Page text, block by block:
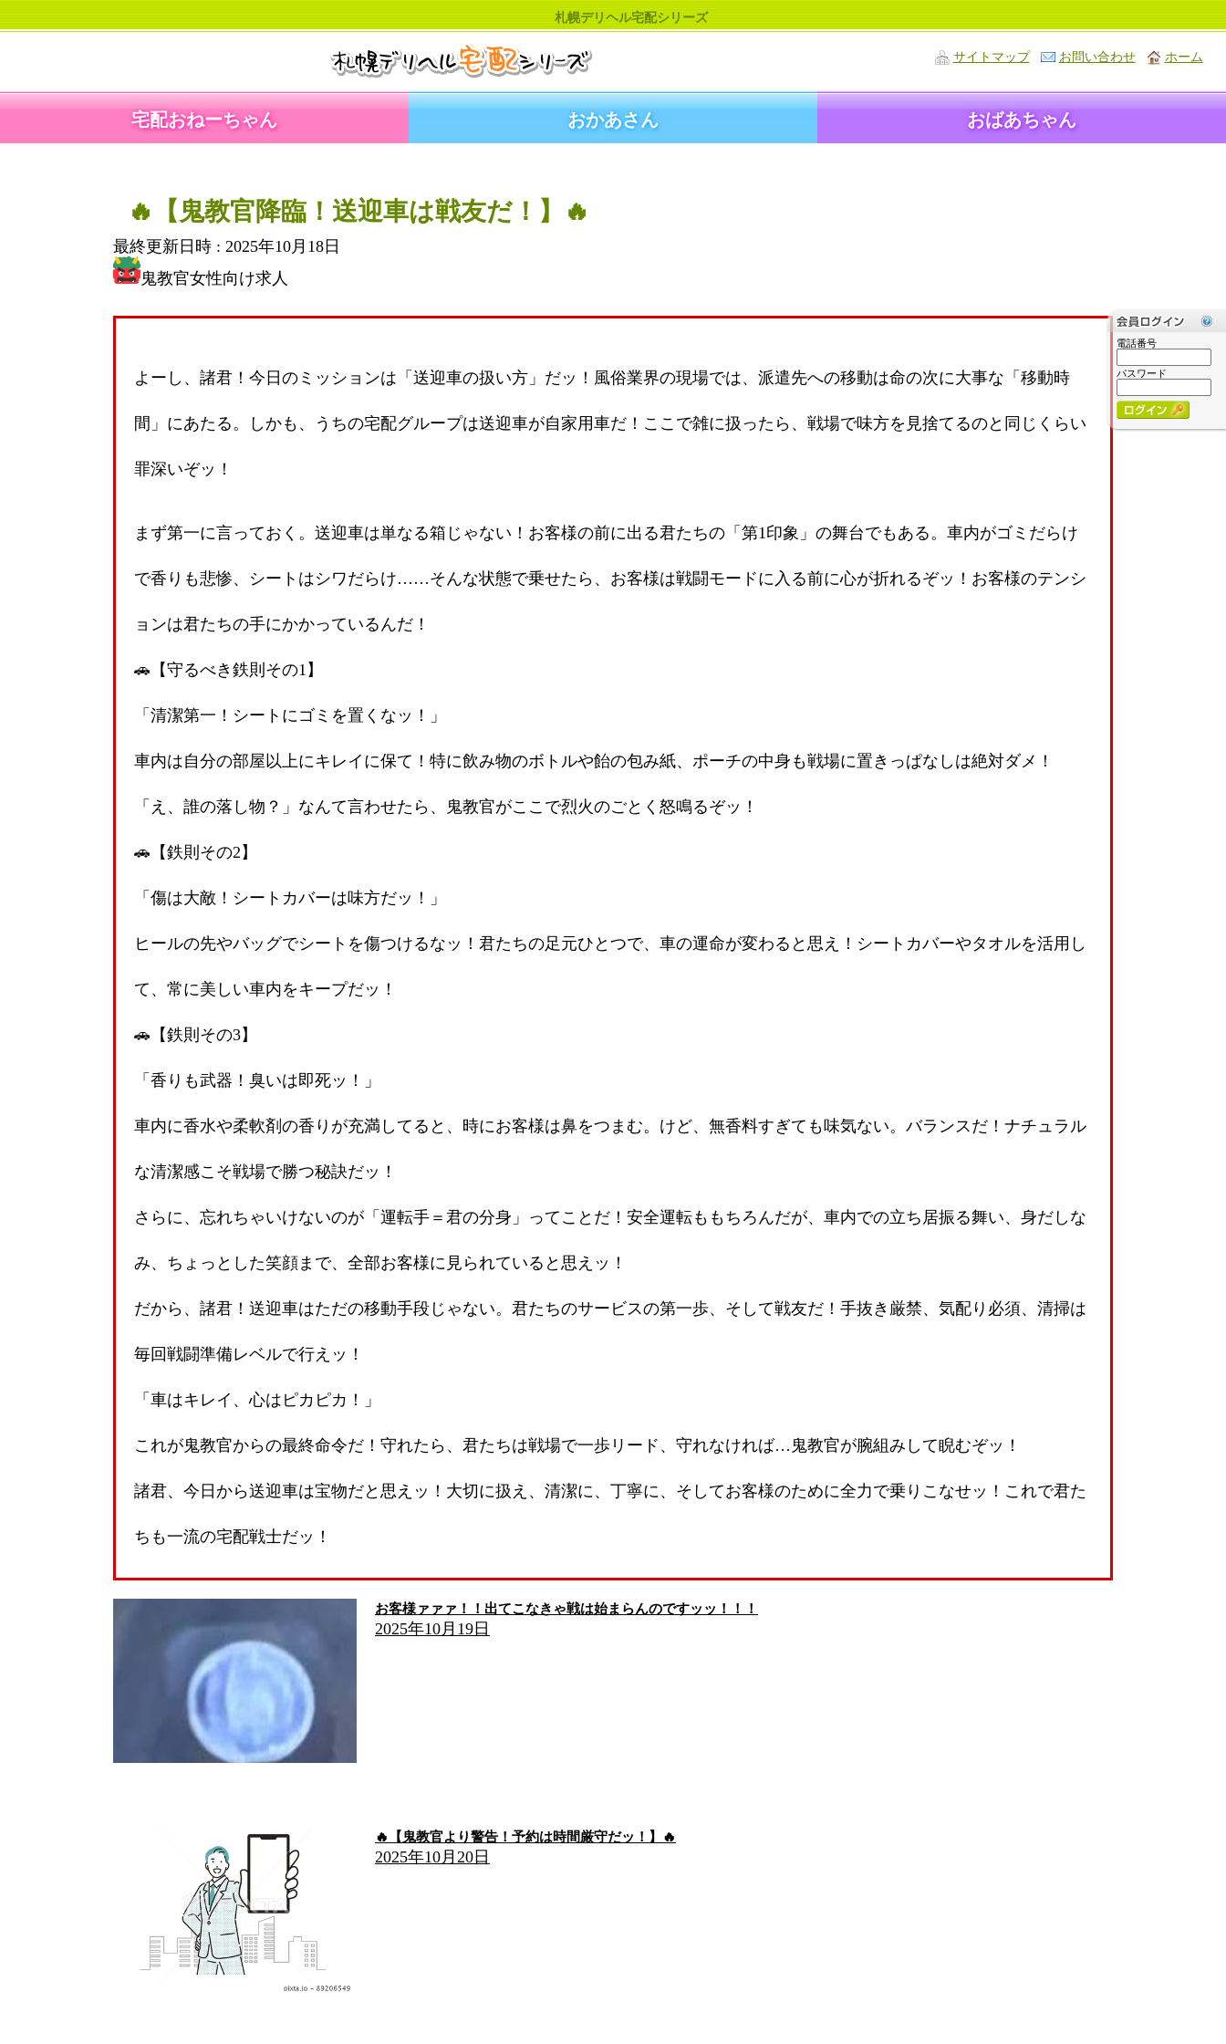
札幌デリヘル宅配シリーズ
サイトマップ お問い合わせ ホーム
宅配おねーちゃん おかあさん おばあちゃん
🔥【鬼教官降臨！送迎車は戦友だ！】🔥
最終更新日時 : 2025年10月18日
鬼教官女性向け求人
よーし、諸君！今日のミッションは「送迎車の扱い方」だッ！風俗業界の現場では、派遣先への移動は命の次に大事な「移動時
間」にあたる。しかも、うちの宅配グループは送迎車が自家用車だ！ここで雑に扱ったら、戦場で味方を見捨てるのと同じくらい
罪深いぞッ！
まず第一に言っておく。送迎車は単なる箱じゃない！お客様の前に出る君たちの「第1印象」の舞台でもある。車内がゴミだらけ
で香りも悲惨、シートはシワだらけ……そんな状態で乗せたら、お客様は戦闘モードに入る前に心が折れるぞッ！お客様のテンシ
ョンは君たちの手にかかっているんだ！
🚗【守るべき鉄則その1】
「清潔第一！シートにゴミを置くなッ！」
車内は自分の部屋以上にキレイに保て！特に飲み物のボトルや飴の包み紙、ポーチの中身も戦場に置きっぱなしは絶対ダメ！
「え、誰の落し物？」なんて言わせたら、鬼教官がここで烈火のごとく怒鳴るぞッ！
🚗【鉄則その2】
「傷は大敵！シートカバーは味方だッ！」
ヒールの先やバッグでシートを傷つけるなッ！君たちの足元ひとつで、車の運命が変わると思え！シートカバーやタオルを活用し
て、常に美しい車内をキープだッ！
🚗【鉄則その3】
「香りも武器！臭いは即死ッ！」
車内に香水や柔軟剤の香りが充満してると、時にお客様は鼻をつまむ。けど、無香料すぎても味気ない。バランスだ！ナチュラル
な清潔感こそ戦場で勝つ秘訣だッ！
さらに、忘れちゃいけないのが「運転手＝君の分身」ってことだ！安全運転ももちろんだが、車内での立ち居振る舞い、身だしな
み、ちょっとした笑顔まで、全部お客様に見られていると思えッ！
だから、諸君！送迎車はただの移動手段じゃない。君たちのサービスの第一歩、そして戦友だ！手抜き厳禁、気配り必須、清掃は
毎回戦闘準備レベルで行えッ！
「車はキレイ、心はピカピカ！」
これが鬼教官からの最終命令だ！守れたら、君たちは戦場で一歩リード、守れなければ…鬼教官が腕組みして睨むぞッ！
諸君、今日から送迎車は宝物だと思えッ！大切に扱え、清潔に、丁寧に、そしてお客様のために全力で乗りこなせッ！これで君た
ちも一流の宅配戦士だッ！
お客様ァァァ！！出てこなきゃ戦は始まらんのですッッ！！！
2025年10月19日
🔥【鬼教官より警告！予約は時間厳守だッ！】🔥
2025年10月20日
電話番号
パスワード